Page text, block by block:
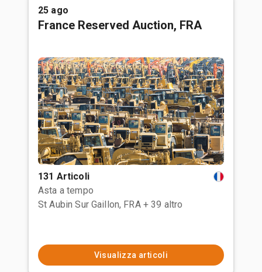
25 ago
France Reserved Auction, FRA
131 Articoli
Asta a tempo
St Aubin Sur Gaillon, FRA + 39 altro
Visualizza articoli